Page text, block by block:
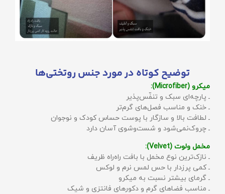
توضیح کوتاه در مورد جنس روتختی‌ها
میکرو (Microfiber):
ـ پارچه‌ای سبک و تنفّس‌پذیر
ـ خنک و مناسب فصل‌های گرم‌تر
ـ لطافت بالا و سازگار با پوست حساس کودک و نوجوان
ـ چروک‌نمی‌شود و شست‌وشوی آسان دارد
مخمل ولوت (Velvet):
ـ نازک‌ترین نوع مخمل با بافت راه‌راه ظریف
ـ کمی پرزدار با حس لمس نرم و لوکس
ـ گرمای بیشتر نسبت به میکرو
ـ مناسب فضاهای گرم و دکورهای فانتزی و شیک